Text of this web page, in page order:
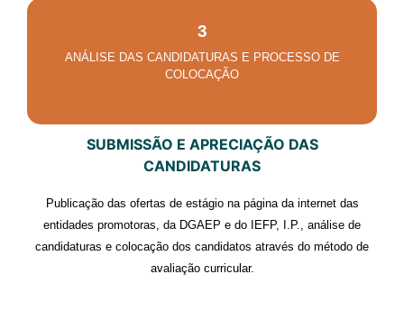
3
ANÁLISE DAS CANDIDATURAS E PROCESSO DE
COLOCAÇÃO
SUBMISSÃO E APRECIAÇÃO DAS
CANDIDATURAS
Publicação das ofertas de estágio na página da internet das
entidades promotoras, da DGAEP e do IEFP, I.P., análise de
candidaturas e colocação dos candidatos através do método de
avaliação curricular.